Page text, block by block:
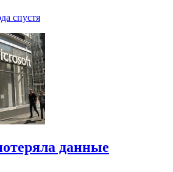
спустя
данные